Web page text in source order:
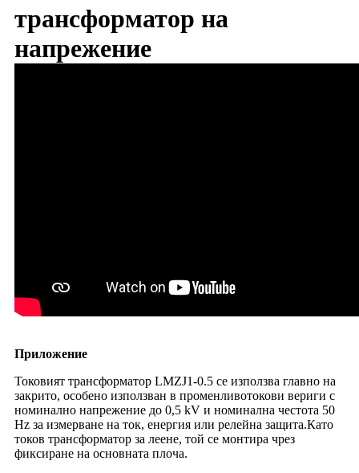
трансформатор на
напрежение
Приложение
Токовият трансформатор LMZJ1-0.5 се използва главно на
закрито, особено използван в променливотокови вериги с
номинално напрежение до 0,5 kV и номинална честота 50
Hz за измерване на ток, енергия или релейна защита.Като
токов трансформатор за леене, той се монтира чрез
фиксиране на основната плоча.